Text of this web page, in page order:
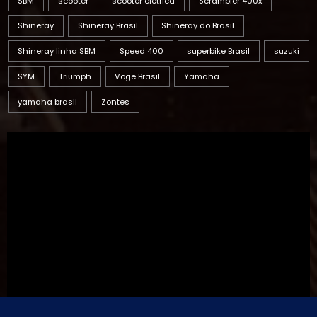
Shineray Shineray Brasil Shineray do Brasil
Shineray linha SBM Speed 400 superbike Brasil suzuki
SYM Triumph Voge Brasil Yamaha
yamaha brasil Zontes